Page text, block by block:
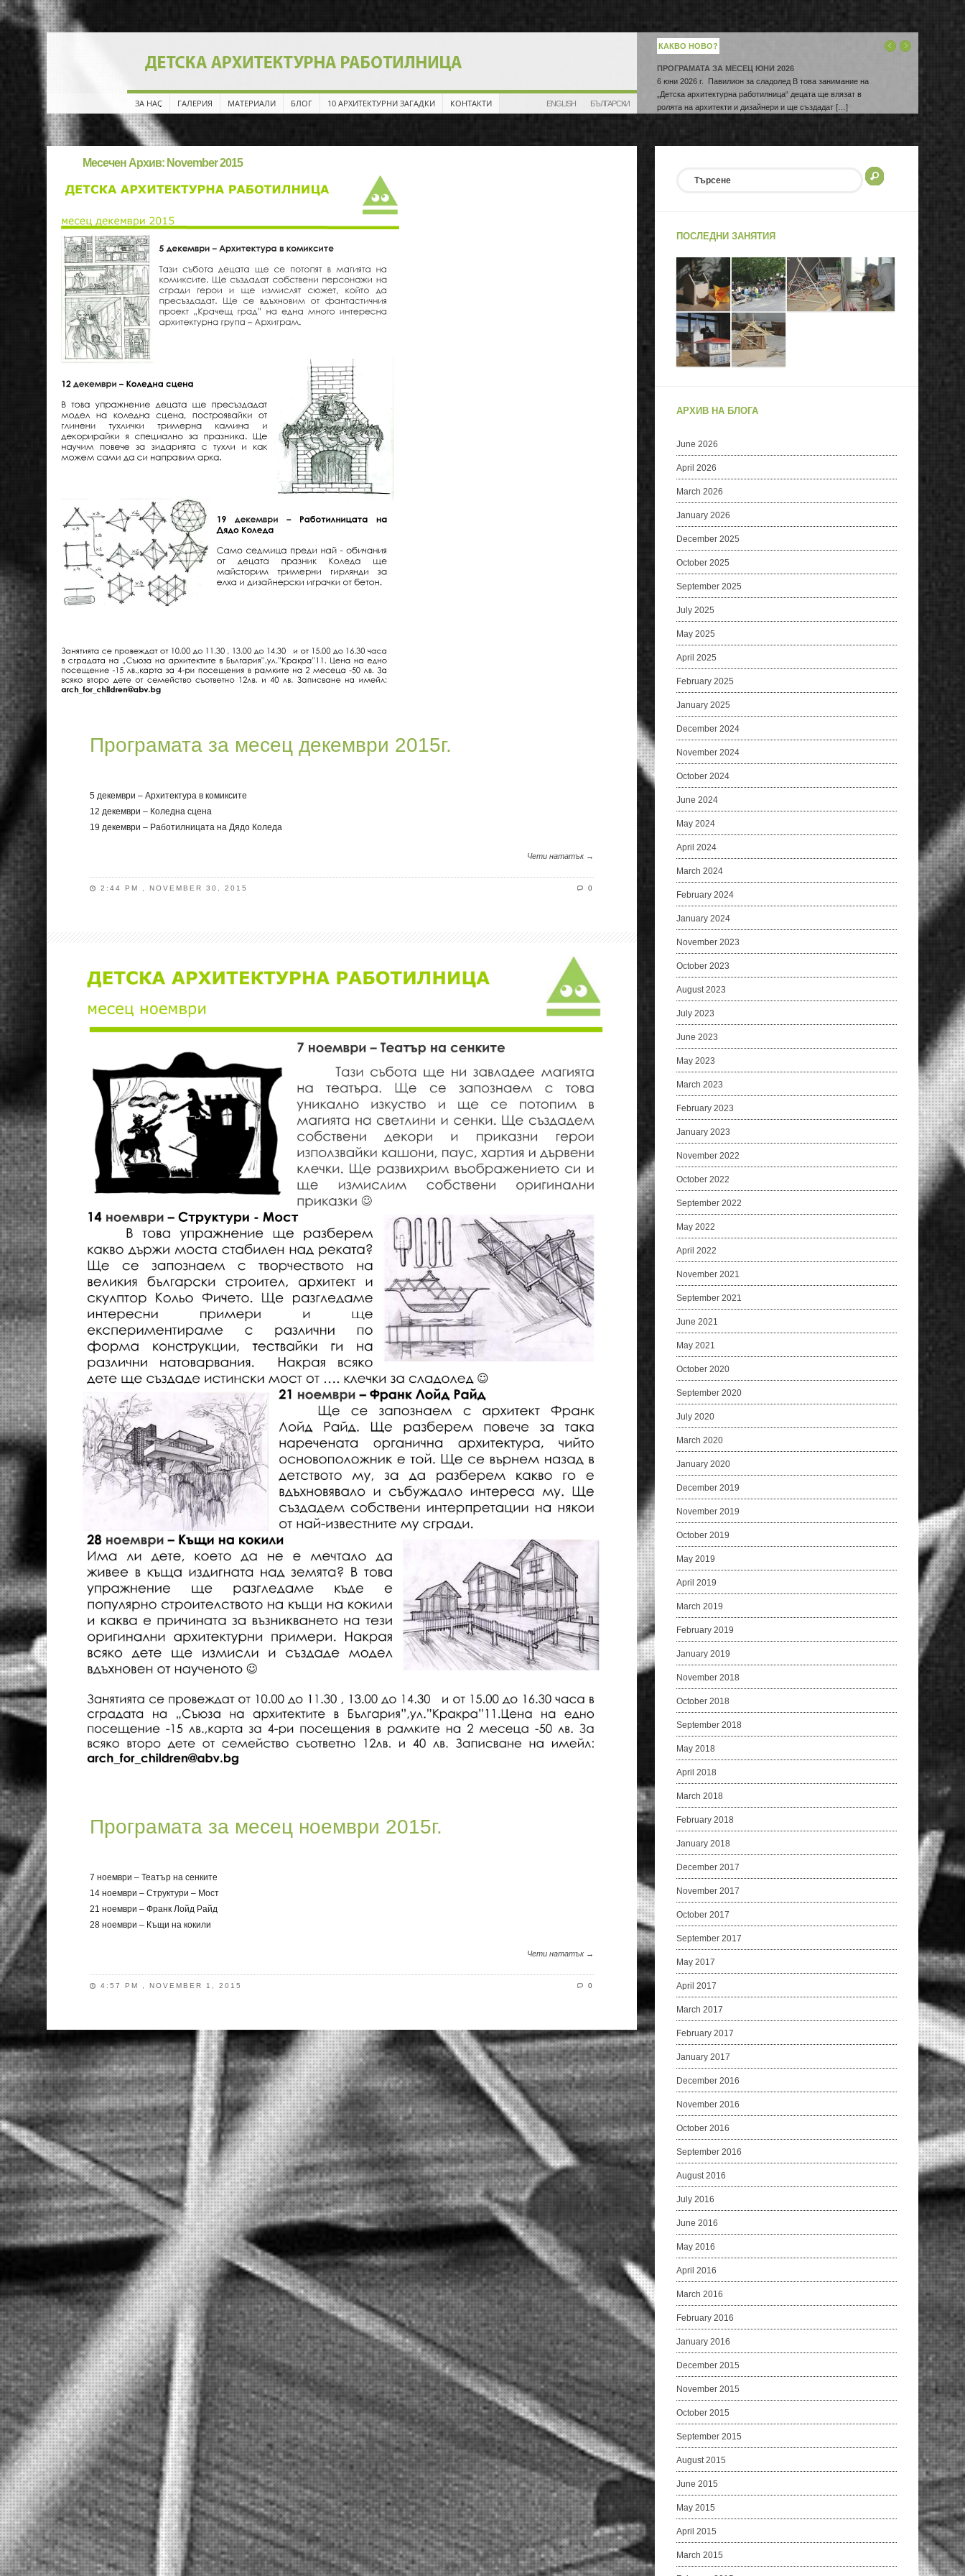
КАКВО НОВО?
ПРОГРАМАТА ЗА МЕСЕЦ ЮНИ 2026
6 юни 2026 г. Павилион за сладолед В това занимание на
„Детска архитектурна работилница“ децата ще влязат в
ролята на архитекти и дизайнери и ще създадат […]
ЗА НАС ГАЛЕРИЯ МАТЕРИАЛИ БЛОГ 10 АРХИТЕКТУРНИ ЗАГАДКИ КОНТАКТИ ENGLISH БЪЛГАРСКИ
Месечен Архив: November 2015
Програмата за месец декември 2015г.
5 декември – Архитектура в комиксите
12 декември – Коледна сцена
19 декември – Работилницата на Дядо Коледа
Чети нататък →
2:44 PM , NOVEMBER 30, 2015 0
Програмата за месец ноември 2015г.
7 ноември – Театър на сенките
14 ноември – Структури – Мост
21 ноември – Франк Лойд Райд
28 ноември – Къщи на кокили
Чети нататък →
4:57 PM , NOVEMBER 1, 2015 0
ПОСЛЕДНИ ЗАНЯТИЯ
АРХИВ НА БЛОГА
June 2026
April 2026
March 2026
January 2026
December 2025
October 2025
September 2025
July 2025
May 2025
April 2025
February 2025
January 2025
December 2024
November 2024
October 2024
June 2024
May 2024
April 2024
March 2024
February 2024
January 2024
November 2023
October 2023
August 2023
July 2023
June 2023
May 2023
March 2023
February 2023
January 2023
November 2022
October 2022
September 2022
May 2022
April 2022
November 2021
September 2021
June 2021
May 2021
October 2020
September 2020
July 2020
March 2020
January 2020
December 2019
November 2019
October 2019
May 2019
April 2019
March 2019
February 2019
January 2019
November 2018
October 2018
September 2018
May 2018
April 2018
March 2018
February 2018
January 2018
December 2017
November 2017
October 2017
September 2017
May 2017
April 2017
March 2017
February 2017
January 2017
December 2016
November 2016
October 2016
September 2016
August 2016
July 2016
June 2016
May 2016
April 2016
March 2016
February 2016
January 2016
December 2015
November 2015
October 2015
September 2015
August 2015
June 2015
May 2015
April 2015
March 2015